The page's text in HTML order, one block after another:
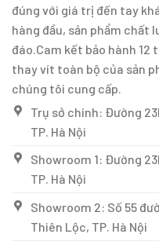
đúng với giá trị đến tay
hàng đầu, sản phẩm chất
đáo.Cam kết bảo hành 12
thay vít toàn bộ của sản
chúng tôi cung cấp.
Trụ sở chính: Đường
TP. Hà Nội
Showroom 1: Đường
TP. Hà Nội
Showroom 2: Số 55
Thiên Lộc, TP. Hà Nội